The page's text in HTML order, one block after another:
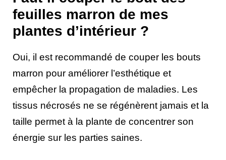
feuilles marron de mes
plantes d’intérieur ?
Oui, il est recommandé de couper les bouts
marron pour améliorer l’esthétique et
empêcher la propagation de maladies. Les
tissus nécrosés ne se régénèrent jamais et la
taille permet à la plante de concentrer son
énergie sur les parties saines.